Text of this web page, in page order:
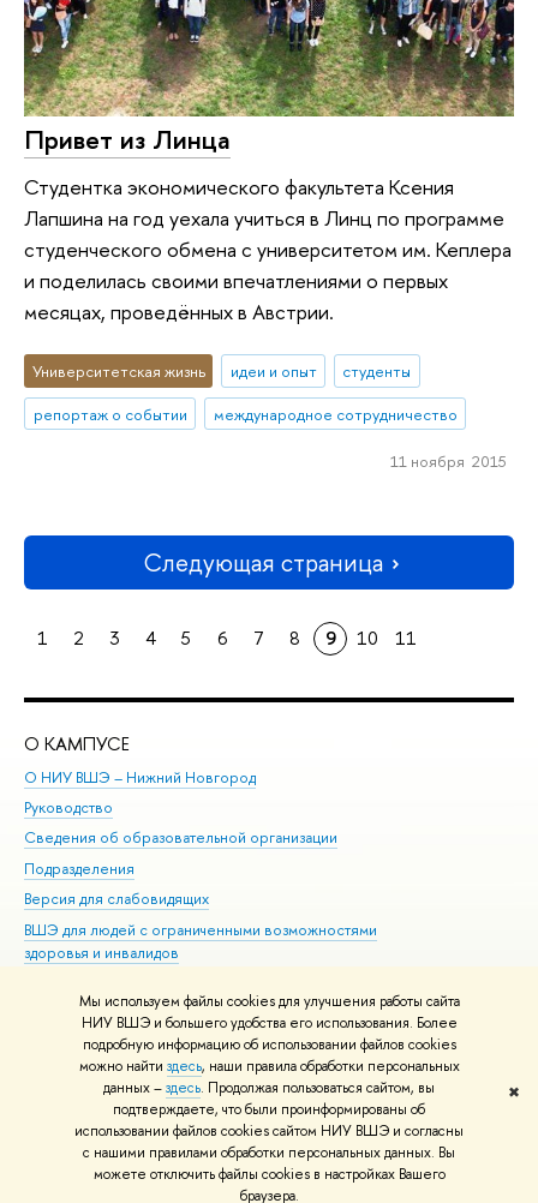
Мы используем файлы cookies для улучшения работы сайта
НИУ ВШЭ и большего удобства его использования. Более
подробную информацию об использовании файлов cookies
можно найти здесь, наши правила обработки персональных
данных –здесь. Продолжая пользоваться сайтом, вы
подтверждаете, что были проинформированы об
использовании файлов cookies сайтом НИУ ВШЭ и согласны
с нашими правилами обработки персональных данных. Вы
можете отключить файлы cookies в настройках Вашего
браузера.
✖
Привет из Линца
Студентка экономического факультета Ксения
Лапшина на год уехала учиться в Линц по программе
студенческого обмена с университетом им. Кеплера
и поделилась своими впечатлениями о первых
месяцах, проведённых в Австрии.
Университетская жизнь идеи и опыт
студенты
репортаж о событии
международное сотрудничество
11 ноября 2015
Следующая страница
1 2 3 4 5 6 7 8 9 10 11
О КАМПУСЕ
О НИУ ВШЭ – Нижний Новгород
Руководство
Сведения об образовательной организации
Подразделения
Версия для слабовидящих
ВШЭ для людей с ограниченными возможностями
здоровья и инвалидов
© НИУ ВШЭ 1993–2026 Адреса и контакты Условия использования
материалов Политика конфиденциальности Карта сайта
Шрифты HSE Sans и HSE Slab разработаны вШколе дизайна НИУ ВШЭ